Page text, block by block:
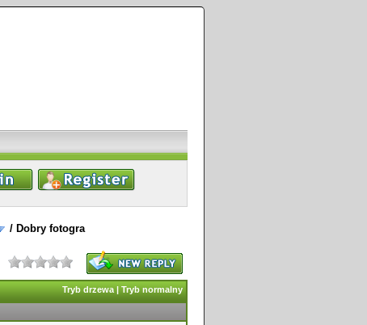
/ Dobry fotogra
Tryb drzewa | Tryb normalny